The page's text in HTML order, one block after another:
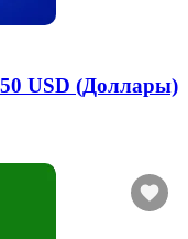
USD (Доллары)